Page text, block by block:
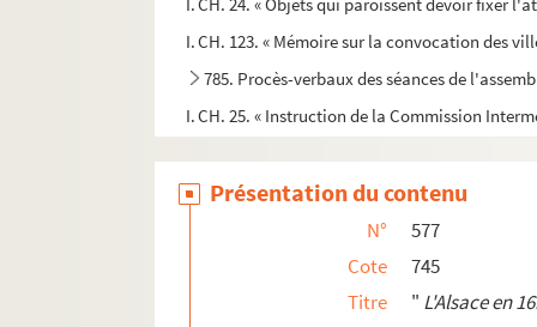
I. CH. 123. « Mémoire sur la convocation des
785. Procès-verbaux des séances de
I. CH. 25. « Instruction de la Commission
974. « Cahier de doléances du Tiers Etat des
I. CH. 27. « Ordre au Garde Magasin de Nancy
Bataillon du Bas-Rhin à l'Armée
887. « Lettres écrites à l'époque de la Terreur
Présentation du contenu
N°
577
Cote
745
Titre
" L'Alsace en